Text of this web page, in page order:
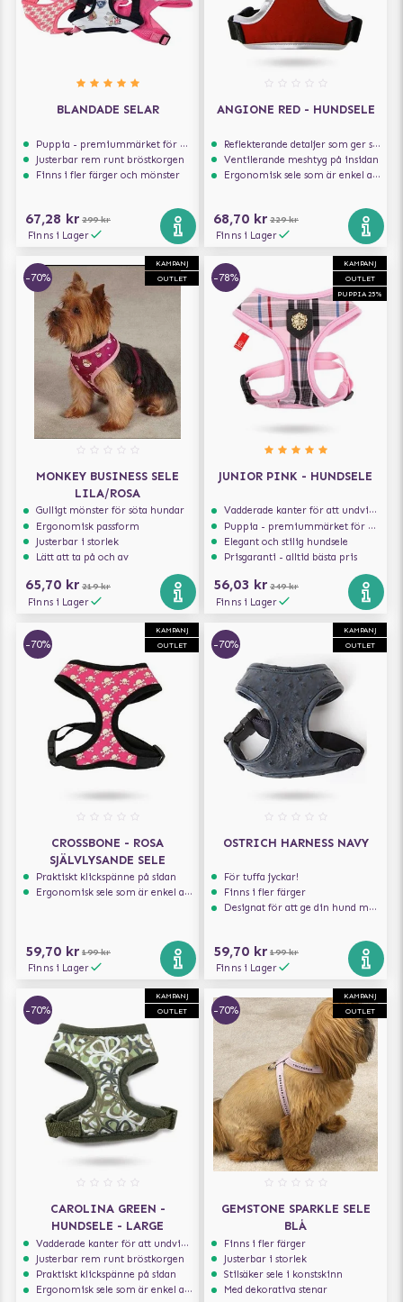
BLANDADE SELAR
Puppia - premiummärket för hundselar
Justerbar rem runt bröstkorgen
Finns i fler färger och mönster
67,28 kr 299 kr
Finns i Lager
ANGIONE RED - HUNDSELE
Reflekterande detaljer som ger synlighet i svagt ljus
Ventilerande meshtyg på insidan
Ergonomisk sele som är enkel att ta på och av
68,70 kr 229 kr
Finns i Lager
KAMPANJ
OUTLET
-70%
MONKEY BUSINESS SELE
LILA/ROSA
Gulligt mönster för söta hundar
Ergonomisk passform
Justerbar i storlek
Lätt att ta på och av
65,70 kr 219 kr
Finns i Lager
KAMPANJ
OUTLET
PUPPIA 25%
-78%
JUNIOR PINK - HUNDSELE
Vadderade kanter för att undvika skav
Puppia - premiummärket för hundselar
Elegant och stilig hundsele
Prisgaranti - alltid bästa pris
56,03 kr 249 kr
Finns i Lager
KAMPANJ
OUTLET
-70%
CROSSBONE - ROSA
SJÄLVLYSANDE SELE
Praktiskt klickspänne på sidan
Ergonomisk sele som är enkel att ta på och av
59,70 kr 199 kr
Finns i Lager
KAMPANJ
OUTLET
-70%
OSTRICH HARNESS NAVY
För tuffa jyckar!
Finns i fler färger
Designat för att ge din hund maximal komfort
59,70 kr 199 kr
Finns i Lager
KAMPANJ
OUTLET
-70%
CAROLINA GREEN -
HUNDSELE - LARGE
Vadderade kanter för att undvika skav
Justerbar rem runt bröstkorgen
Praktiskt klickspänne på sidan
Ergonomisk sele som är enkel att ta på och av
KAMPANJ
OUTLET
-70%
GEMSTONE SPARKLE SELE
BLÅ
Finns i fler färger
Justerbar i storlek
Stilsäker sele i konstskinn
Med dekorativa stenar